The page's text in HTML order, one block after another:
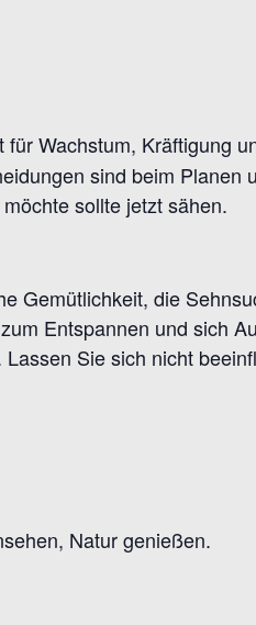
für Wachstum, Kräftigung
sind beim Planen
sollte jetzt sähen.
Gemütlichkeit, die
Entspannen und sich
Sie sich nicht
Natur genießen.